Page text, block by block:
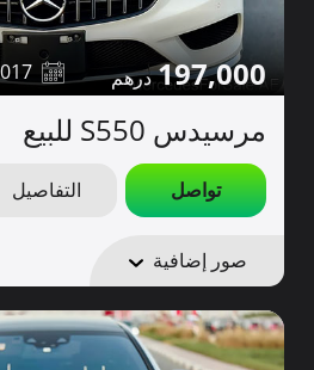
197,000
مرسيدس S550 للبيع
تواصل التفاصيل
صور إضافية